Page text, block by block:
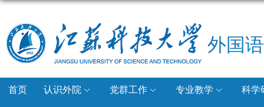
外国
首页 认识外院 党群工作 专业教学 科学